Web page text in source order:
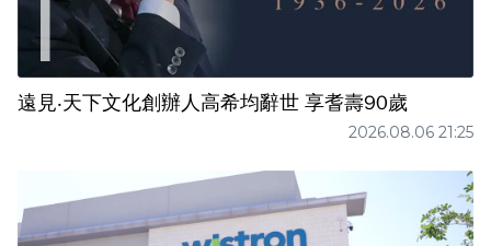
遠見‧天下文化創辦人高希均辭世 享耆壽90歲
2026.08.06 21:25